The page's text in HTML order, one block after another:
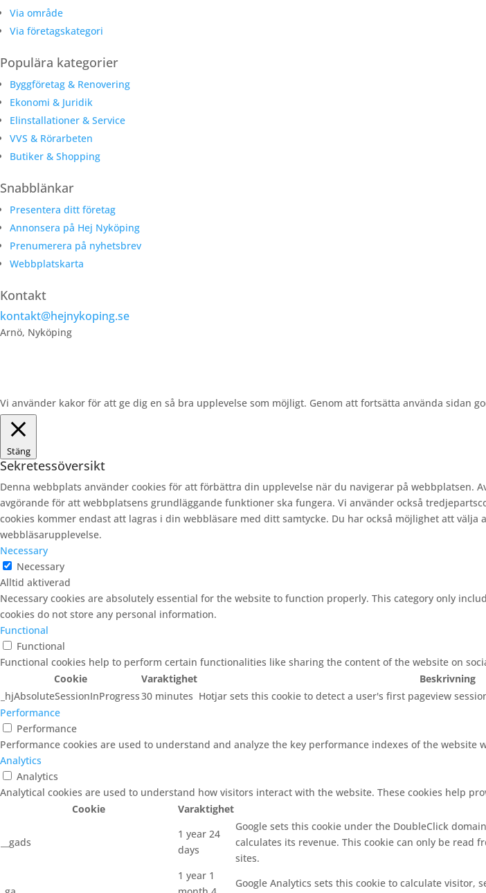
Via område
Via företagskategori
Populära kategorier
Byggföretag & Renovering
Ekonomi & Juridik
Elinstallationer & Service
VVS & Rörarbeten
Butiker & Shopping
Snabblänkar
Presentera ditt företag
Annonsera på Hej Nyköping
Prenumerera på nyhetsbrev
Webbplatskarta
Kontakt
kontakt@hejnykoping.se
Arnö, Nyköping
Vi använder kakor för att ge dig en så bra upplevelse som möjligt. Genom att fortsätta använda sidan
Stäng
Sekretessöversikt
Denna webbplats använder cookies för att förbättra din upplevelse när du navigerar på webbplatsen.
avgörande för att webbplatsens grundläggande funktioner ska fungera. Vi använder också
cookies kommer endast att lagras i din webbläsare med ditt samtycke. Du har också möjlighet att
webbläsarupplevelse.
Necessary
Necessary
Alltid aktiverad
Necessary cookies are absolutely essential for the website to function properly. This category only
cookies do not store any personal information.
Functional
Functional
Functional cookies help to perform certain functionalities like sharing the content of the website on
Cookie
Varaktighet
Beskrivning
_hjAbsoluteSessionInProgress30 minutes Hotjar sets this cookie to detect a user's first pageview
Performance
Performance
Performance cookies are used to understand and analyze the key performance indexes of the
Analytics
Analytics
Analytical cookies are used to understand how visitors interact with the website. These cookies help
Cookie
Varaktighet
__gads
1 year 24
days
Google sets this cookie under the DoubleClick
calculates its revenue. This cookie can only be
sites.
1 year 1
Google Analytics sets this cookie to calculate visitor,